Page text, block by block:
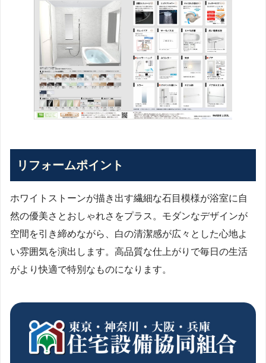
リフォームポイント
ホワイトストーンが描き出す繊細な石目模様が浴室に自
然の優美さとおしゃれさをプラス。モダンなデザインが
空間を引き締めながら、白の清潔感が広々とした心地よ
い雰囲気を演出します。高品質な仕上がりで毎日の生活
がより快適で特別なものになります。